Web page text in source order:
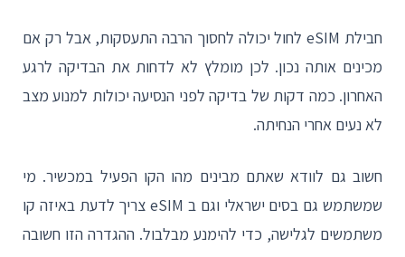
חבילת eSIM לחול יכולה לחסוך הרבה התעסקות, אבל רק אם
מכינים אותה נכון. לכן מומלץ לא לדחות את הבדיקה לרגע
האחרון. כמה דקות של בדיקה לפני הנסיעה יכולות למנוע מצב
לא נעים אחרי הנחיתה.
חשוב גם לוודא שאתם מבינים מהו הקו הפעיל במכשיר. מי
שמשתמש גם בסים ישראלי וגם ב eSIM צריך לדעת באיזה קו
משתמשים לגלישה, כדי להימנע מבלבול. ההגדרה הזו חשובה